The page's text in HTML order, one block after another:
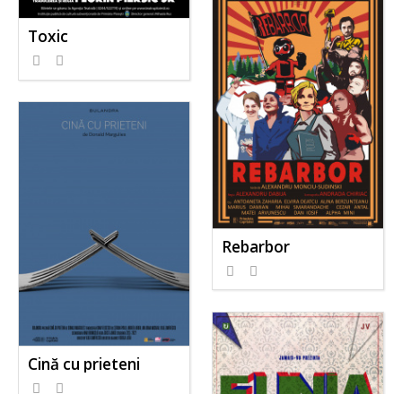
Toxic
Rebarbor
Cină cu prieteni